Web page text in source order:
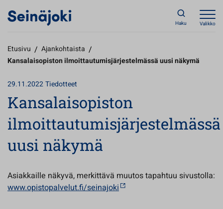
Haku Valikko
Etusivu / Ajankohtaista /
Kansalaisopiston ilmoittautumisjärjestelmässä uusi näkymä
29.11.2022Tiedotteet
Kansalaisopiston
ilmoittautumisjärjestelmässä
uusi näkymä
Asiakkaille näkyvä, merkittävä muutos tapahtuu sivustolla:
www.opistopalvelut.fi/seinajoki